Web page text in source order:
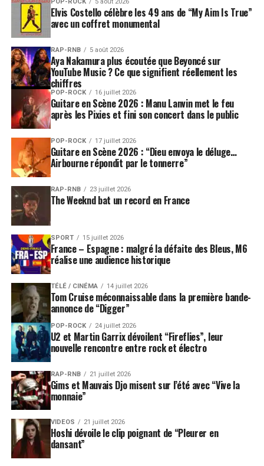
Elvis Costello célèbre les 49 ans de “My Aim Is True”
avec un coffret monumental
RAP-RNB 5 août 2026
Aya Nakamura plus écoutée que Beyoncé sur
YouTube Music ? Ce que signifient réellement les
chiffres
POP-ROCK 16 juillet 2026
Guitare en Scène 2026 : Manu Lanvin met le feu
après les Pixies et fini son concert dans le public
POP-ROCK 17 juillet 2026
Guitare en Scène 2026 : “Dieu envoya le déluge…
Airbourne répondit par le tonnerre”
RAP-RNB 23 juillet 2026
The Weeknd bat un record en France
SPORT 15 juillet 2026
France – Espagne : malgré la défaite des Bleus, M6
réalise une audience historique
TÉLÉ / CINÉMA 14 juillet 2026
Tom Cruise méconnaissable dans la première bande-
annonce de “Digger”
POP-ROCK 24 juillet 2026
U2 et Martin Garrix dévoilent “Fireflies”, leur
nouvelle rencontre entre rock et électro
RAP-RNB 21 juillet 2026
Gims et Mauvais Djo misent sur l’été avec “Vive la
monnaie”
VIDEOS 21 juillet 2026
Hoshi dévoile le clip poignant de “Pleurer en
dansant”